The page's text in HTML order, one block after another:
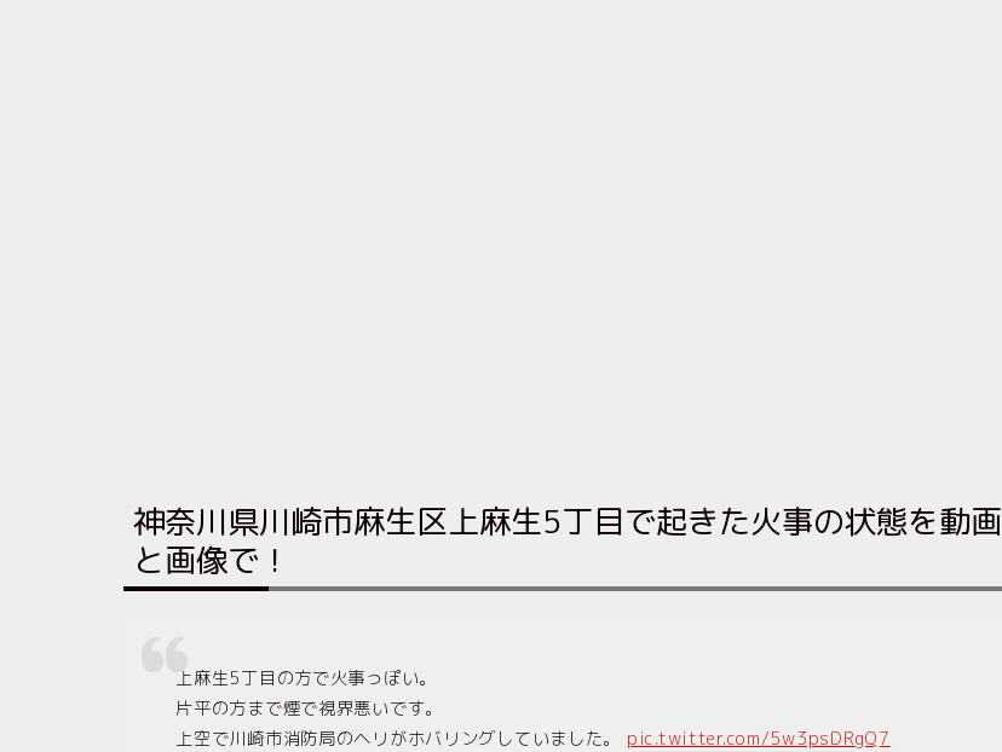
神奈川県川崎市麻生区上麻生5丁目で起きた火事の状態を動画
と画像で！
上麻生5丁目の方で火事っぽい。
片平の方まで煙で視界悪いです。
上空で川崎市消防局のヘリがホバリングしていました。 pic.twitter.com/5w3psDRgQ7